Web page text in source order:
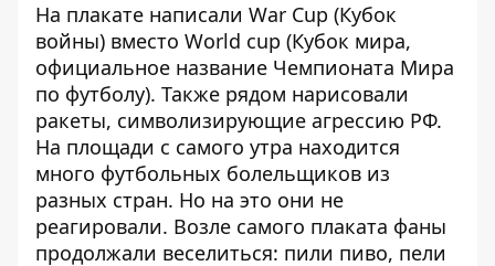
На плакате написали War Cup (Кубок
войны) вместо World cup (Кубок мира,
официальное название Чемпионата Мира
по футболу). Также рядом нарисовали
ракеты, символизирующие агрессию РФ.
На площади с самого утра находится
много футбольных болельщиков из
разных стран. Но на это они не
реагировали. Возле самого плаката фаны
продолжали веселиться: пили пиво, пели